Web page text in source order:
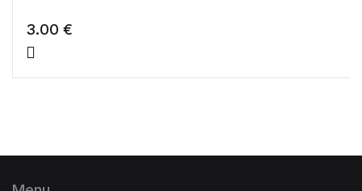
3.00 €